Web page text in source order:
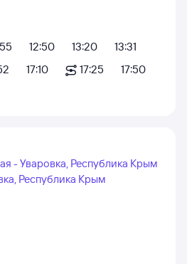
12:50 13:20
13:31
17:10 17:25
17:50
- Уваровка, Республика Крым
Республика Крым